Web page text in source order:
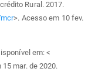
Rural. 2017.
>. Acesso em 10 fev.
em: <
mar. de 2020.